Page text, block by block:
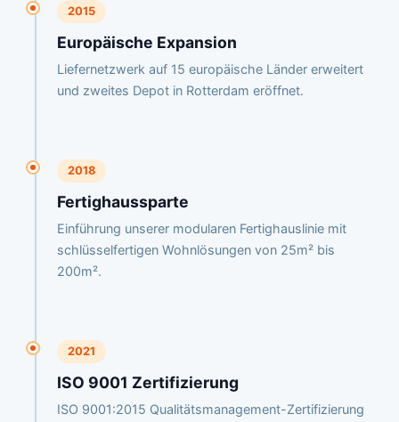
2015
Europäische Expansion
Liefernetzwerk auf 15 europäische Länder erweitert
und zweites Depot in Rotterdam eröffnet.
2018
Fertighaussparte
Einführung unserer modularen Fertighauslinie mit
schlüsselfertigen Wohnlösungen von 25m² bis
200m².
2021
ISO 9001 Zertifizierung
ISO 9001:2015 Qualitätsmanagement-Zertifizierung